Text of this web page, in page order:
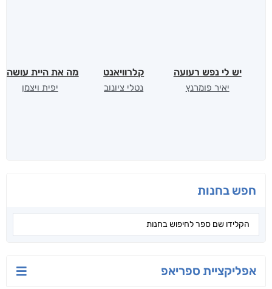
חפש בחנות
אפליקציית ספריאפ
יש לי נפש רעועה
יאיר פומרנץ
קלרוויאנט
נטלי ציונוב
מה את היית עושה?
יפית ויצמן